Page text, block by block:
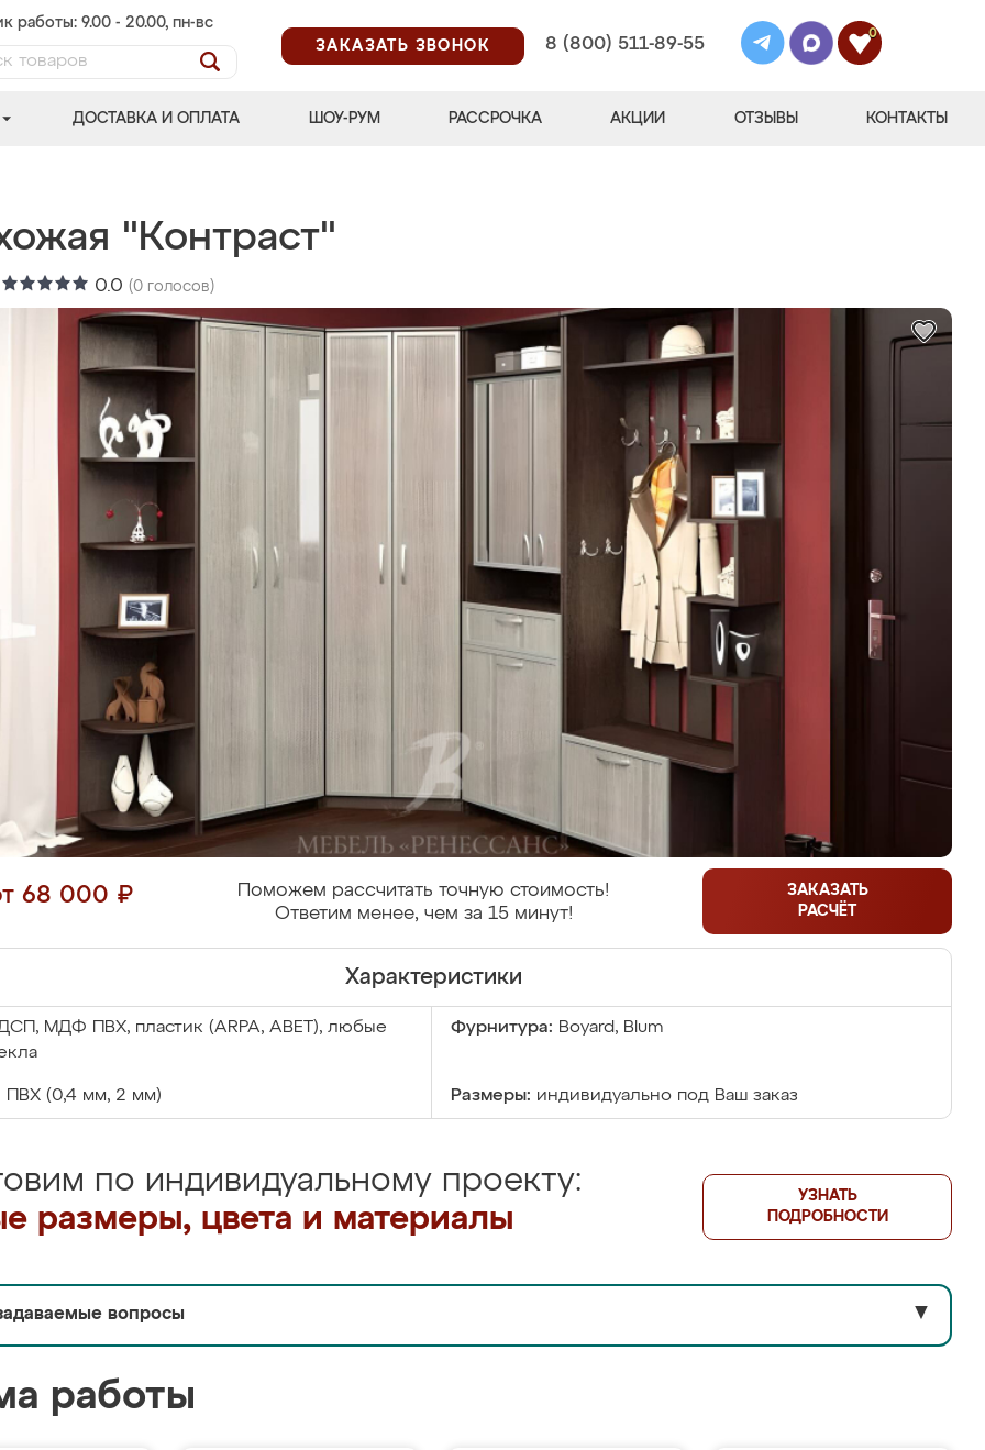
работы: 9.00 - 20.00, пн-вс
ЗАКАЗАТЬ ЗВОНОК
8 (800) 511-89-55
0
ДОСТАВКА И ОПЛАТА ШОУ-РУМ РАССРОЧКА АКЦИИ ОТЗЫВЫ КОНТАКТЫ
"Контраст"
0.0 (0 голосов)
68 000 ₽
Поможем рассчитать точную стоимость!
Ответим менее, чем за 15 минут!
ЗАКАЗАТЬ
РАСЧЁТ
Характеристики
МДФ ПВХ, пластик (ARPA, ABET), любые
Фурнитура: Boyard, Blum
ПВХ (0,4 мм, 2 мм) Размеры: индивидуально под Ваш заказ
по индивидуальному проекту:
размеры, цвета и материалы
УЗНАТЬ
ПОДРОБНОСТИ
вопросы ▼
работы